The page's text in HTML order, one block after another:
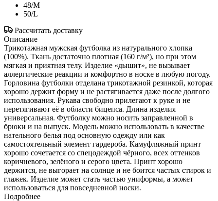
48/M
50/L
Рассчитать доставку
Описание
Трикотажная мужская футболка из натурального хлопка
(100%). Ткань достаточно плотная (160 г/м²), но при этом
мягкая и приятная телу. Изделие «дышит», не вызывает
аллергические реакции и комфортно в носке в любую погоду.
Горловина футболки отделана трикотажной резинкой, которая
хорошо держит форму и не растягивается даже после долгого
использования. Рукава свободно прилегают к руке и не
перетягивают её в области бицепса. Длина изделия
универсальная. Футболку можно носить заправленной в
брюки и на выпуск. Модель можно использовать в качестве
нательного белья под основную одежду или как
самостоятельный элемент гардероба. Камуфляжный принт
хорошо сочетается со спецодеждой чёрного, всех оттенков
коричневого, зелёного и серого цвета. Принт хорошо
держится, не выгорает на солнце и не боится частых стирок и
глажек. Изделие может стать частью униформы, а может
использоваться для повседневной носки.
Подробнее